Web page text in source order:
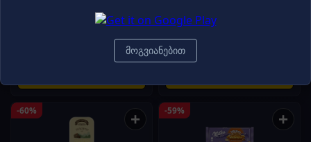
-60% + -59% +
მოგვიანებით